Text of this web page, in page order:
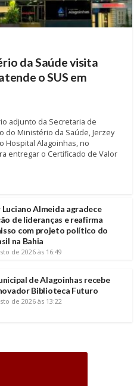
da Saúde visita
o SUS em
adjunto da Secretaria de
do Ministério da Saúde, Jerzey
Hospital Alagoinhas, no
entregar o Certificado de Valor
Almeida agradece
de lideranças e reafirma
com projeto político do
na Bahia
de 2026 às 16:49
de Alagoinhas recebe
Biblioteca Futuro
de 2026 às 13:22